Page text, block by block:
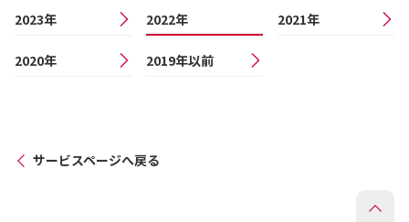
2023年 2022年 2021年
2020年 2019年以前
サービスページへ戻る